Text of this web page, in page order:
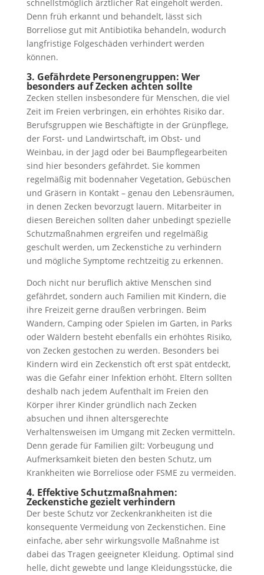
schnellstmöglich ärztlicher Rat eingeholt werden.
Denn früh erkannt und behandelt, lässt sich
Borreliose gut mit Antibiotika behandeln, wodurch
langfristige Folgeschäden verhindert werden
können.
3. Gefährdete Personengruppen: Wer
besonders auf Zecken achten sollte
Zecken stellen insbesondere für Menschen, die viel
Zeit im Freien verbringen, ein erhöhtes Risiko dar.
Berufsgruppen wie Beschäftigte in der Grünpflege,
der Forst- und Landwirtschaft, im Obst- und
Weinbau, in der Jagd oder bei Baumpflegearbeiten
sind hier besonders gefährdet. Sie kommen
regelmäßig mit bodennaher Vegetation, Gebüschen
und Gräsern in Kontakt – genau den Lebensräumen,
in denen Zecken bevorzugt lauern. Mitarbeiter in
diesen Bereichen sollten daher unbedingt spezielle
Schutzmaßnahmen ergreifen und regelmäßig
geschult werden, um Zeckenstiche zu verhindern
und mögliche Symptome rechtzeitig zu erkennen.
Doch nicht nur beruflich aktive Menschen sind
gefährdet, sondern auch Familien mit Kindern, die
ihre Freizeit gerne draußen verbringen. Beim
Wandern, Camping oder Spielen im Garten, in Parks
oder Wäldern besteht ebenfalls ein erhöhtes Risiko,
von Zecken gestochen zu werden. Besonders bei
Kindern wird ein Zeckenstich oft erst spät entdeckt,
was die Gefahr einer Infektion erhöht. Eltern sollten
deshalb nach jedem Aufenthalt im Freien den
Körper ihrer Kinder gründlich nach Zecken
absuchen und ihnen altersgerechte
Verhaltensweisen im Umgang mit Zecken vermitteln.
Denn gerade für Familien gilt: Vorbeugung und
Aufmerksamkeit bieten den besten Schutz, um
Krankheiten wie Borreliose oder FSME zu vermeiden.
4. Effektive Schutzmaßnahmen:
Zeckenstiche gezielt verhindern
Der beste Schutz vor Zeckenkrankheiten ist die
konsequente Vermeidung von Zeckenstichen. Eine
einfache, aber sehr wirkungsvolle Maßnahme ist
dabei das Tragen geeigneter Kleidung. Optimal sind
helle, dicht gewebte und lange Kleidungsstücke, die